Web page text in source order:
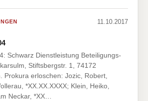
11.10.2017
Schwarz Dienstleistung Beteiligungs-
Stiftsbergstr. 1, 74172
Prokura erloschen: Jozic, Robert,
*XX.XX.XXXX; Klein, Heiko,
Neckar, *XX…